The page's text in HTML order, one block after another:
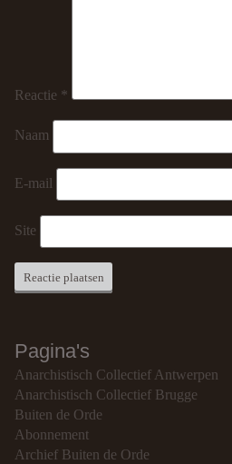
Reactie *
Naam
E-mail
Site
Pagina's
Anarchistisch Collectief Antwerpen
Anarchistisch Collectief Brugge
Buiten de Orde
Abonnement
Archief Buiten de Orde